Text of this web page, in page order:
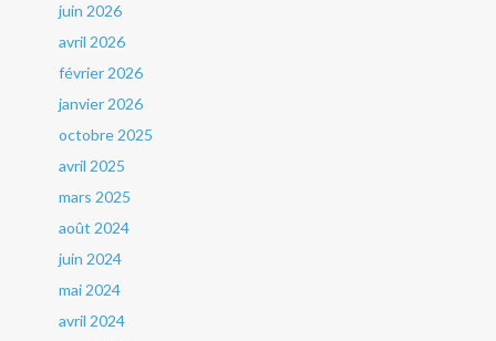
juin 2026
avril 2026
février 2026
janvier 2026
octobre 2025
avril 2025
mars 2025
août 2024
juin 2024
mai 2024
avril 2024